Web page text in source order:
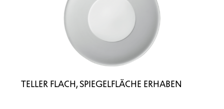
TELLER FLACH, SPIEGELFLÄCHE ERHABEN